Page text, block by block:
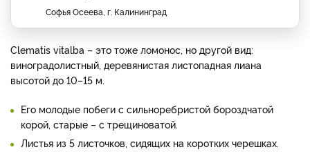
Софья Осеева, г. Калининград
Clematis vitalba – это тоже ломонос, но другой вид:
виноградолистный, деревянистая листопадная лиана
высотой до 10–15 м.
Его молодые побеги с сильноребристой бороздчатой
корой, старые – с трещиноватой.
Листья из 5 листочков, сидящих на коротких черешках.